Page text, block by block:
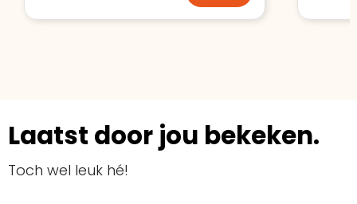
Laatst door jou bekeken.
Toch wel leuk hé!